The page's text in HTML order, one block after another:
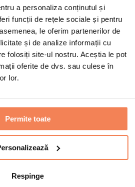
a personaliza conținutul și
funcții de rețele sociale și pentru
le oferim partenerilor de
și de analize informații cu
folosiți site-ul nostru. Aceștia le pot
oferite de dvs. sau culese în
lor.
Permite toate
Respinge